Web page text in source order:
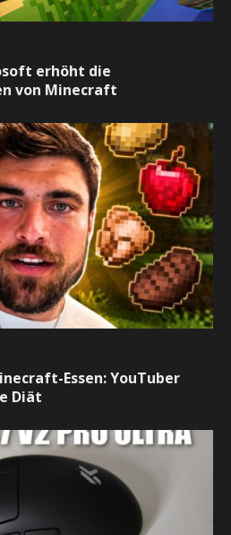
erhöht die
von Minecraft
Essen: YouTuber
Diät